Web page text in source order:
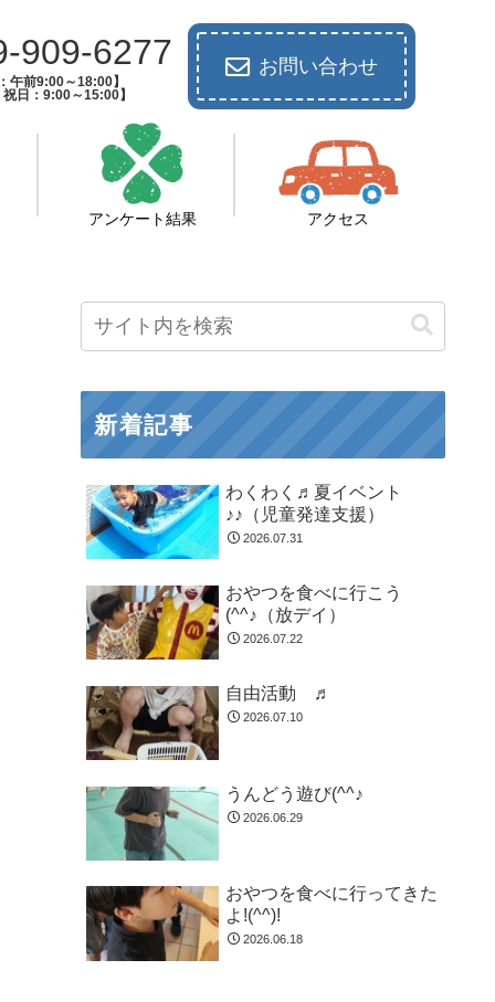
909-6277
午前9:00～18:00】
日：9:00～15:00】
お問い合わせ
アンケート結果 アクセス
新着記事
わくわく♬夏イベント
♪♪（児童発達支援）
2026.07.31
おやつを食べに行こう
(^^♪（放デイ）
2026.07.22
自由活動 ♬
2026.07.10
うんどう遊び(^^♪
2026.06.29
おやつを食べに行ってきた
よ!(^^)!
2026.06.18